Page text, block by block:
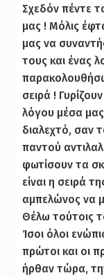
Σχεδόν πέντε
μας ! Μόλις
μας να
τους και ένας
σειρά !
λόγου μέσα
διαλεχτό, σαν
παντού
φωτίσουν τα
είναι η σειρά
αμπελώνος να
Θέλω τούτοις
Ίσοι όλοι
πρώτοι και οι
ήρθαν τώρα,